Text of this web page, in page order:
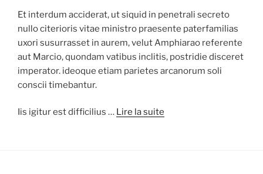
Et interdum acciderat, ut siquid in penetrali secreto
nullo citerioris vitae ministro praesente paterfamilias
uxori susurrasset in aurem, velut Amphiarao referente
aut Marcio, quondam vatibus inclitis, postridie disceret
imperator. ideoque etiam parietes arcanorum soli
conscii timebantur.
Iis igitur est difficilius … Lire la suite